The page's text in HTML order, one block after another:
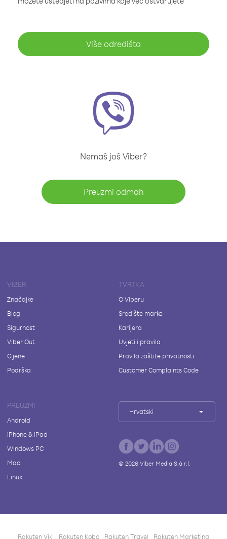
Više odredišta
Nemaš još Viber?
Preuzmi odmah
VIBER
Značajke
Blog
Sigurnost
Viber Out
Cijene
Podrška
TVRTKA
O Viberu
Središte marke
Karijera
Uvjeti i pravila
Pravila zaštite privatnosti
Customer Complaints Code
PREUZMI
Android
iPhone & iPad
Windows PC
Mac
Linux
Hrvatski
© 2026Viber Media S.à r.l.
Rakuten Viki Rakuten Kobo Rakuten Travel Rakuten Marketing